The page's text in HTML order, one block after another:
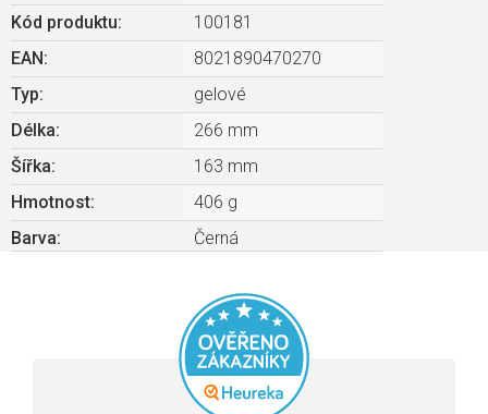
Kód produktu:
100181
EAN:
8021890470270
Typ:
gelové
Délka:
266 mm
Šířka:
163 mm
Hmotnost:
406 g
Barva: Černá